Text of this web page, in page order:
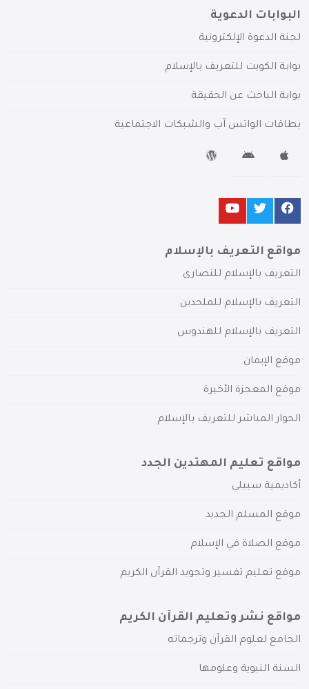
البوابات الدعوية
لجنة الدعوة الإلكترونية
بوابة الكويت للتعريف بالإسلام
بوابة الباحث عن الحقيقة
بطاقات الواتس آب والشبكات الاجتماعية
مواقع التعريف بالإسلام
التعريف بالإسلام للنصارى
التعريف بالإسلام للملحدين
التعريف بالإسلام للهندوس
موقع الإيمان
موقع المعجزة الأخيرة
الحوار المباشر للتعريف بالإسلام
مواقع تعليم المهتدين الجدد
أكاديمية سبيلي
موقع المسلم الجديد
موقع الصلاة في الإسلام
موقع تعليم تفسير وتجويد القرآن الكريم
مواقع نشر وتعليم القرآن الكريم
الجامع لعلوم القرآن وترجماته
السنة النبوية وعلومها